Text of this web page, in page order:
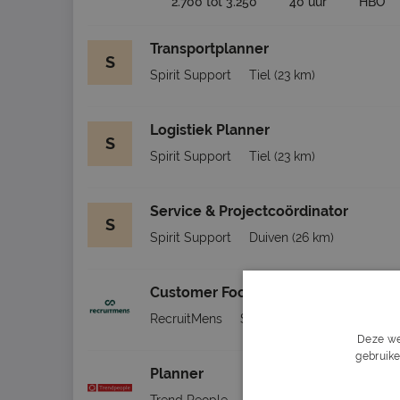
S
Transportplanner
Spirit Support Tiel (23 km)
S
Logistiek Planner
Spirit Support Tiel (23 km)
S
Service & Projectcoördinator
Spirit Support Duiven (26 km)
Customer Focus Planner
RecruitMens Scherpenzeel
Planner
Deze